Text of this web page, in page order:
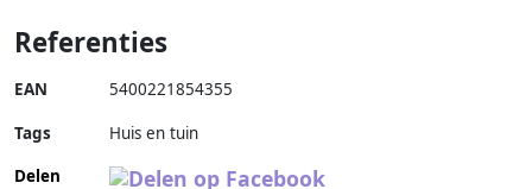
Referenties
EAN 5400221854355
Tags
Huis en tuin
Delen